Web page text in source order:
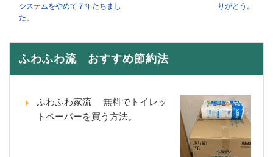
システムをやめて７年たちまし
た。
りがとう。
ふわふわ流 おすすめ節約法
ふわふわ家流 無料でトイレッ
トペーパーを買う方法。